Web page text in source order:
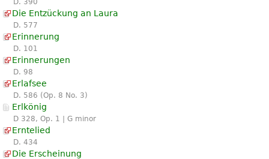
Die Entzückung an Laura
D. 577
Erinnerung
D. 101
Erinnerungen
D. 98
Erlafsee
D. 586 (Op. 8 No. 3)
Erlkönig
D 328, Op. 1 | G minor
Erntelied
D. 434
Die Erscheinung